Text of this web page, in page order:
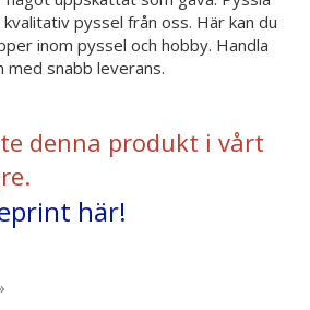
pyssel från oss. Här kan du
inom pyssel och hobby. Handla
med snabb leverans.
denna produkt i vårt
här!